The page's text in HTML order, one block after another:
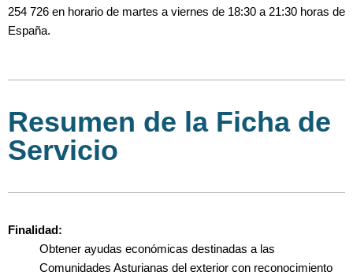
254 726 en horario de martes a viernes de 18:30 a 21:30 horas de
España.
Resumen de la Ficha de
Servicio
Finalidad:
Obtener ayudas económicas destinadas a las
Comunidades Asturianas del exterior con reconocimiento